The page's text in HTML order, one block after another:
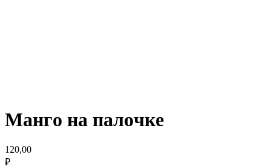
Мaнгo на палoчкe
120,00
₽